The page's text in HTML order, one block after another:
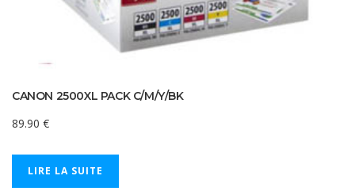
CANON 2500XL PACK C/M/Y/BK
89.90 €
LIRE LA SUITE